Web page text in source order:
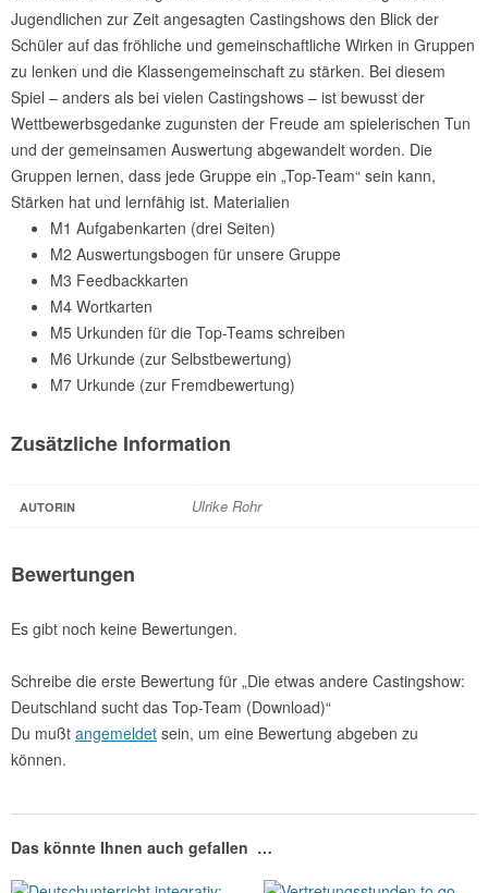
Jugendlichen zur Zeit angesagten Castingshows den Blick der
Schüler auf das fröhliche und gemeinschaftliche Wirken in Gruppen
zu lenken und die Klassengemeinschaft zu stärken. Bei diesem
Spiel – anders als bei vielen Castingshows – ist bewusst der
Wettbewerbsgedanke zugunsten der Freude am spielerischen Tun
und der gemeinsamen Auswertung abgewandelt worden. Die
Gruppen lernen, dass jede Gruppe ein „Top-Team“ sein kann,
Stärken hat und lernfähig ist. Materialien
M1 Aufgabenkarten (drei Seiten)
M2 Auswertungsbogen für unsere Gruppe
M3 Feedbackkarten
M4 Wortkarten
M5 Urkunden für die Top-Teams schreiben
M6 Urkunde (zur Selbstbewertung)
M7 Urkunde (zur Fremdbewertung)
Zusätzliche Information
AUTORIN Ulrike Rohr
Bewertungen
Es gibt noch keine Bewertungen.
Schreibe die erste Bewertung für „Die etwas andere Castingshow:
Deutschland sucht das Top-Team (Download)“
Du mußt angemeldet sein, um eine Bewertung abgeben zu
können.
Das könnte Ihnen auch gefallen …